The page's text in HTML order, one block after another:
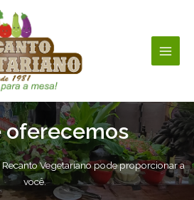
Main
oferecemos
Vegetariano pode proporcionar a
você.